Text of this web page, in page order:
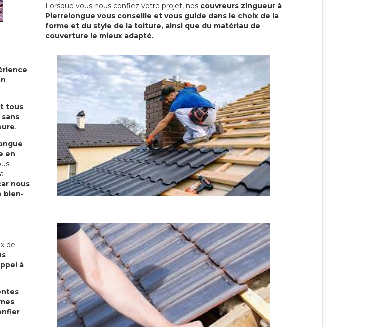
Lorsque vous nous confiez votre projet, nos couvreurs zingueur à
Pierrelongue vous conseille et vous guide dans le choix de la
forme et du style de la toiture, ainsi que du matériau de
couverture le mieux adapté.
tous
.
en
nous
bien-
de
à